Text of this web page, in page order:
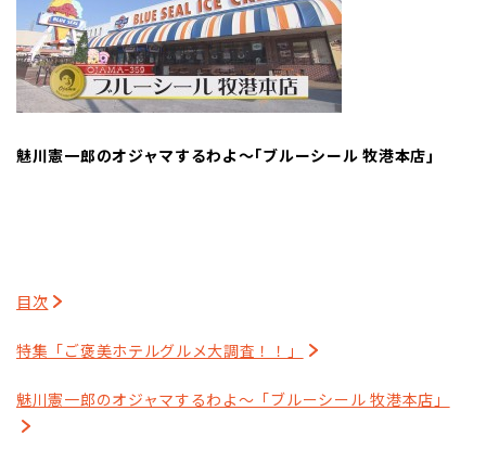
魅川憲一郎のオジャマするわよ～｢ブルーシール 牧港本店｣
目次
特集「ご褒美ホテルグルメ大調査！！」
魅川憲一郎のオジャマするわよ～「ブルーシール 牧港本店」